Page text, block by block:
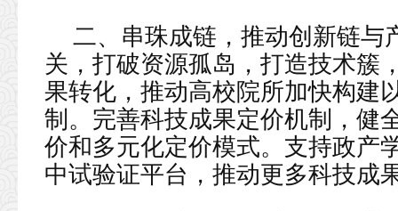
二、串珠成链，推动创新链与
关，打破资源孤岛，打造技术簇
果转化，推动高校院所加快构建
制。完善科技成果定价机制，健
价和多元化定价模式。支持政产
中试验证平台，推动更多科技成